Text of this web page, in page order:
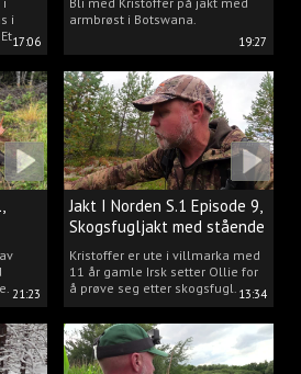
17:06
i
19:27
armbrøst i Botswana.
21:23 13:34
Jakt I Norden S.1 Episode 9,
Skogsfugljakt med stående
hund.
Kristoffer er ute i villmarka med
11 år gamle Irsk setter Ollie for
å prøve seg etter skogsfugl.